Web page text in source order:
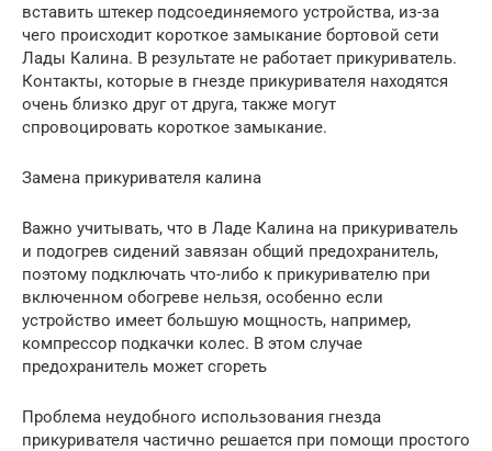
вставить штекер подсоединяемого устройства, из-за
чего происходит короткое замыкание бортовой сети
Лады Калина. В результате не работает прикуриватель.
Контакты, которые в гнезде прикуривателя находятся
очень близко друг от друга, также могут
спровоцировать короткое замыкание.
Замена прикуривателя калина
Важно учитывать, что в Ладе Калина на прикуриватель
и подогрев сидений завязан общий предохранитель,
поэтому подключать что-либо к прикуривателю при
включенном обогреве нельзя, особенно если
устройство имеет большую мощность, например,
компрессор подкачки колес. В этом случае
предохранитель может сгореть
Проблема неудобного использования гнезда
прикуривателя частично решается при помощи простого